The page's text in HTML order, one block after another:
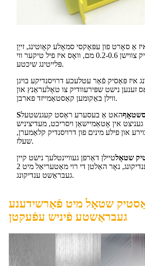
אַ סאָרט פון עפּאָקסי סמאָלע קאָוטינג, זייַן
גרעב שטענדיק צווישן 0.2-0.6 מם, וואָס איז פיל טיקער ווי
פּלייטינג שיכטע.
איז פּאַסיק פֿאַר עטלעכע דרויסנדיקע בויגן
זענען נישט שפּירעוודיק צו טאָלעראַנץ און
ווילן באַקומען קאַסטאַמייזד פארבן.
Sהאט אַ בעסערע ראַסט קעגנשטעל
געניצט אין אָטאַמיישאַן ויסריכט, מעדיציניש
און פילע מינים פון דרויסנדיק קלאַמערן,
שעלז.
שטאָלטיילן דאַרפן געוויינטלעך נישט קיין
ענדיקונג, נאָר האַלטן די רוי מאַטעריאַל מיט 2B ענדיקונג אָדער
געבראַשט ענדיקונג.
שטאָל מיט פֿאַרשידענע
געבראַשטע פֿיניש עפֿעקטן